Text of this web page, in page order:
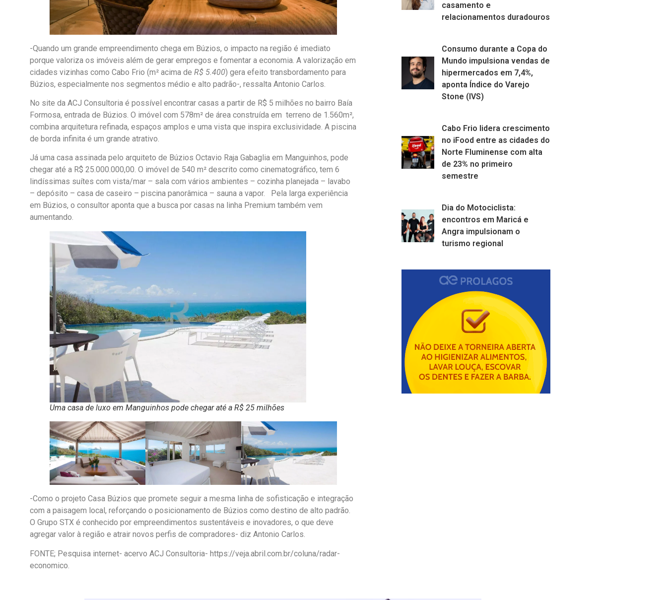
-Quando um grande empreendimento chega em Búzios, o impacto na região é imediato
porque valoriza os imóveis além de gerar empregos e fomentar a economia. A valorização em
cidades vizinhas como Cabo Frio (m² acima de R$ 5.400) gera efeito transbordamento para
Búzios, especialmente nos segmentos médio e alto padrão-, ressalta Antonio Carlos.
No site da ACJ Consultoria é possível encontrar casas a partir de R$ 5 milhões no bairro Baía
Formosa, entrada de Búzios. O imóvel com 578m² de área construída em terreno de 1.560m²,
combina arquitetura refinada, espaços amplos e uma vista que inspira exclusividade. A piscina
de borda infinita é um grande atrativo.
Já uma casa assinada pelo arquiteto de Búzios Octavio Raja Gabaglia em Manguinhos, pode
chegar até a R$ 25.000.000,00. O imóvel de 540 m² descrito como cinematográfico, tem 6
lindíssimas suítes com vista/mar – sala com vários ambientes – cozinha planejada – lavabo
– depósito – casa de caseiro – piscina panorâmica – sauna a vapor. Pela larga experiência
em Búzios, o consultor aponta que a busca por casas na linha Premium também vem
aumentando.
Uma casa de luxo em Manguinhos pode chegar até a R$ 25 milhões
-Como o projeto Casa Búzios que promete seguir a mesma linha de sofisticação e integração
com a paisagem local, reforçando o posicionamento de Búzios como destino de alto padrão.
O Grupo STX é conhecido por empreendimentos sustentáveis e inovadores, o que deve
agregar valor à região e atrair novos perfis de compradores- diz Antonio Carlos.
FONTE; Pesquisa internet- acervo ACJ Consultoria- https://veja.abril.com.br/coluna/radar-
economico.
casamento e
relacionamentos duradouros
Consumo durante a Copa do
Mundo impulsiona vendas de
hipermercados em 7,4%,
aponta Índice do Varejo
Stone (IVS)
Cabo Frio lidera crescimento
no iFood entre as cidades do
Norte Fluminense com alta
de 23% no primeiro
semestre
Dia do Motociclista:
encontros em Maricá e
Angra impulsionam o
turismo regional